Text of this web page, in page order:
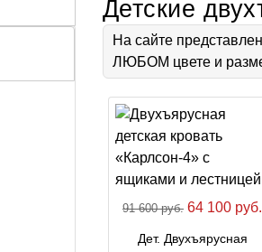
Детские
На сайте
ЛЮБОМ цвете и
91 600 руб. 64 100 руб.
Дет. Двухъярусная